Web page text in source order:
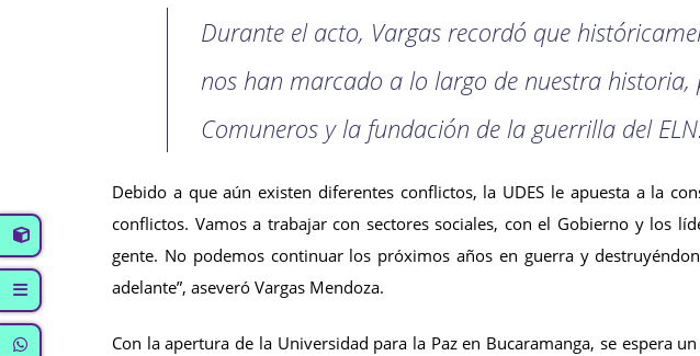
Durante el acto, Vargas recordó que
nos han marcado a lo largo de nuestra
Comuneros y la fundación de la guerrilla del ELN.
Debido a que aún existen diferentes conflictos, la UDES le apuesta a la
conflictos. Vamos a trabajar con sectores sociales, con el Gobierno y los
gente. No podemos continuar los próximos años en guerra y
adelante”, aseveró Vargas Mendoza.
Con la apertura de la Universidad para la Paz en Bucaramanga, se espera